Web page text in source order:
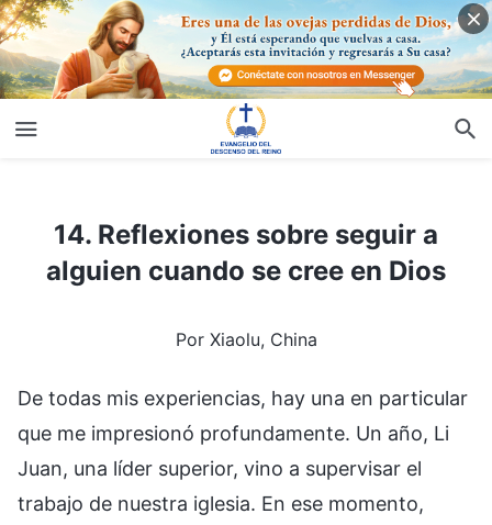
14. Reflexiones sobre seguir a
alguien cuando se cree en Dios
Por Xiaolu, China
De todas mis experiencias, hay una en particular
que me impresionó profundamente. Un año, Li
Juan, una líder superior, vino a supervisar el
trabajo de nuestra iglesia. En ese momento,